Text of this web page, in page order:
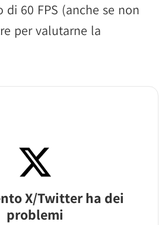
60 FPS (anche se non
per valutarne la
X/Twitter ha dei
problemi